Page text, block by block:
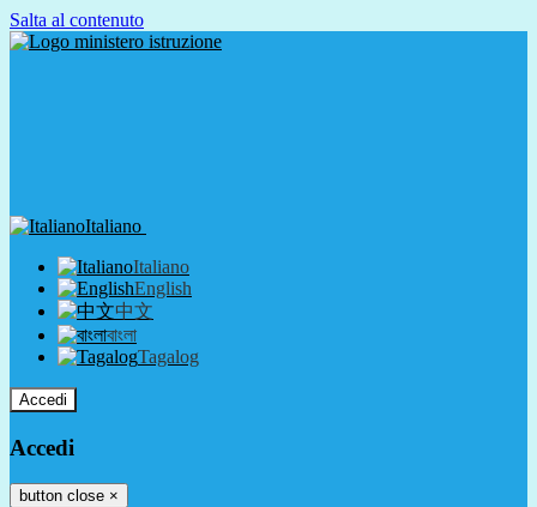
Salta al contenuto
Italiano
Italiano
English
中文
বাংলা
Tagalog
Accedi
Accedi
button close ×